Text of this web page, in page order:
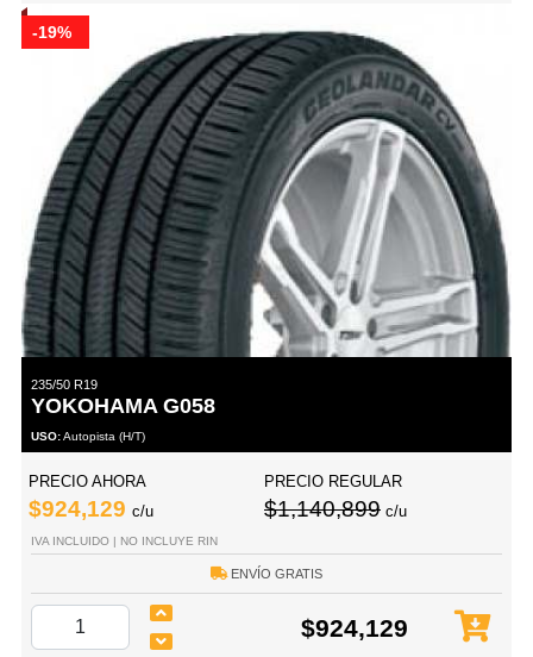
-19%
235/50 R19
YOKOHAMA G058
USO:Autopista (H/T)
PRECIO AHORA
$924,129 c/u
PRECIO REGULAR
$1,140,899 c/u
IVA INCLUIDO | NO INCLUYE RIN
ENVÍO GRATIS
$924,129